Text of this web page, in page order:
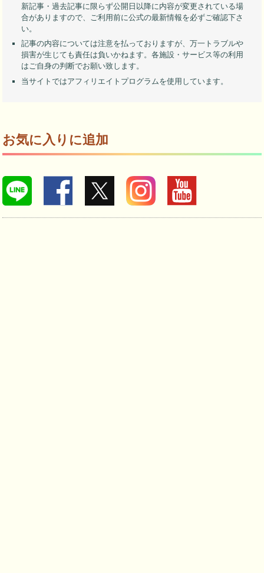
新記事・過去記事に限らず公開日以降に内容が変更されている場
合がありますので、ご利用前に公式の最新情報を必ずご確認下さ
い。
記事の内容については注意を払っておりますが、万一トラブルや
損害が生じても責任は負いかねます。各施設・サービス等の利用
はご自身の判断でお願い致します。
当サイトではアフィリエイトプログラムを使用しています。
お気に入りに追加